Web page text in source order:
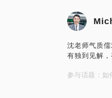
沈老师气质
有独到见解
参与话题：如